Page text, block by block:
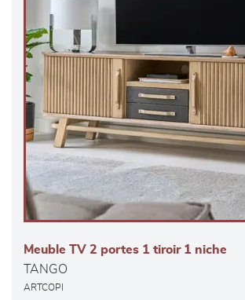
Meuble TV 2 portes 1 tiroir 1 niche
TANGO
ARTCOPI